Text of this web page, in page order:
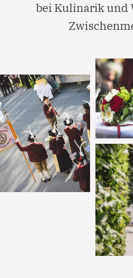
bei Kulinarik und